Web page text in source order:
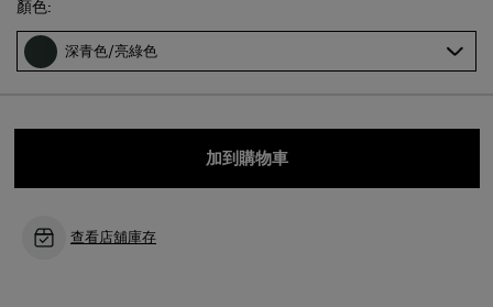
Select
顏色:
深青色/亮綠色
加到購物車
查看店舖庫存